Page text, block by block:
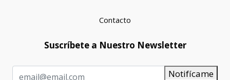
Contacto
Suscríbete a Nuestro Newsletter
Notifícame